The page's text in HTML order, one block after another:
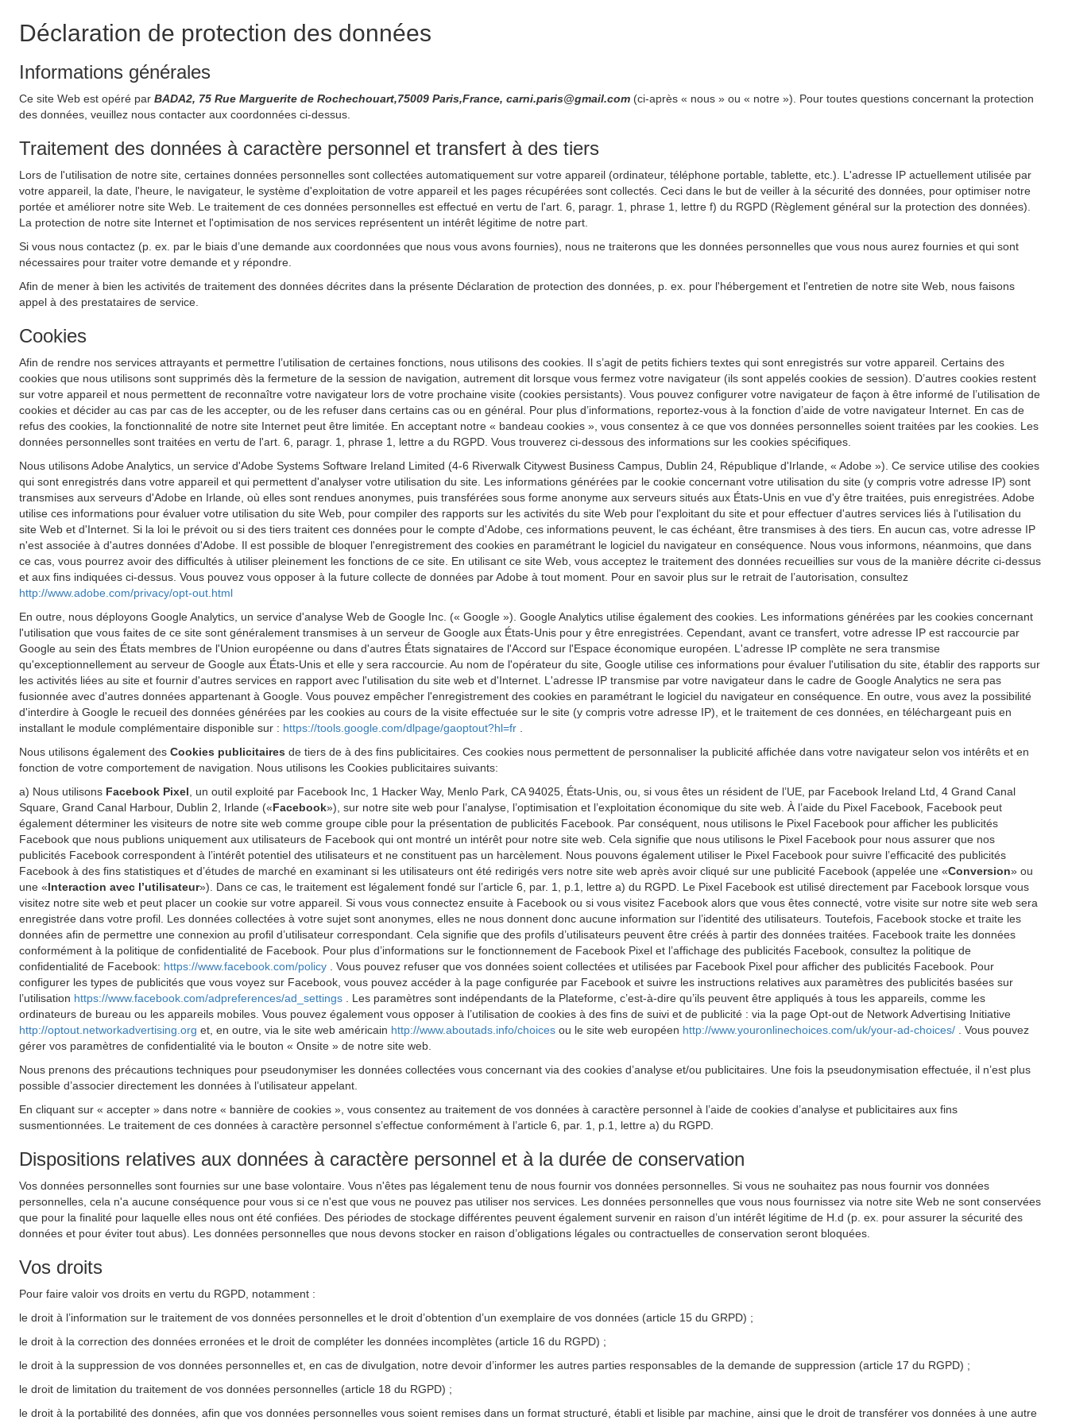
Déclaration de protection des données
Informations générales
Ce site Web est opéré par BADA2, 75 Rue Marguerite de Rochechouart,75009 Paris,France, carni.paris@gmail.com (ci-après « nous » ou « notre »). Pour toutes questions concernant la protection
des données, veuillez nous contacter aux coordonnées ci-dessus.
Traitement des données à caractère personnel et transfert à des tiers
Lors de l'utilisation de notre site, certaines données personnelles sont collectées automatiquement sur votre appareil (ordinateur, téléphone portable, tablette, etc.). L'adresse IP actuellement utilisée par
votre appareil, la date, l'heure, le navigateur, le système d'exploitation de votre appareil et les pages récupérées sont collectés. Ceci dans le but de veiller à la sécurité des données, pour optimiser notre
portée et améliorer notre site Web. Le traitement de ces données personnelles est effectué en vertu de l'art. 6, paragr. 1, phrase 1, lettre f) du RGPD (Règlement général sur la protection des données).
La protection de notre site Internet et l'optimisation de nos services représentent un intérêt légitime de notre part.
Si vous nous contactez (p. ex. par le biais d’une demande aux coordonnées que nous vous avons fournies), nous ne traiterons que les données personnelles que vous nous aurez fournies et qui sont
nécessaires pour traiter votre demande et y répondre.
Afin de mener à bien les activités de traitement des données décrites dans la présente Déclaration de protection des données, p. ex. pour l'hébergement et l'entretien de notre site Web, nous faisons
appel à des prestataires de service.
Cookies
Afin de rendre nos services attrayants et permettre l’utilisation de certaines fonctions, nous utilisons des cookies. Il s’agit de petits fichiers textes qui sont enregistrés sur votre appareil. Certains des
cookies que nous utilisons sont supprimés dès la fermeture de la session de navigation, autrement dit lorsque vous fermez votre navigateur (ils sont appelés cookies de session). D’autres cookies restent
sur votre appareil et nous permettent de reconnaître votre navigateur lors de votre prochaine visite (cookies persistants). Vous pouvez configurer votre navigateur de façon à être informé de l’utilisation de
cookies et décider au cas par cas de les accepter, ou de les refuser dans certains cas ou en général. Pour plus d’informations, reportez-vous à la fonction d’aide de votre navigateur Internet. En cas de
refus des cookies, la fonctionnalité de notre site Internet peut être limitée. En acceptant notre « bandeau cookies », vous consentez à ce que vos données personnelles soient traitées par les cookies. Les
données personnelles sont traitées en vertu de l'art. 6, paragr. 1, phrase 1, lettre a du RGPD. Vous trouverez ci-dessous des informations sur les cookies spécifiques.
Nous utilisons Adobe Analytics, un service d'Adobe Systems Software Ireland Limited (4-6 Riverwalk Citywest Business Campus, Dublin 24, République d'Irlande, « Adobe »). Ce service utilise des cookies
qui sont enregistrés dans votre appareil et qui permettent d'analyser votre utilisation du site. Les informations générées par le cookie concernant votre utilisation du site (y compris votre adresse IP) sont
transmises aux serveurs d'Adobe en Irlande, où elles sont rendues anonymes, puis transférées sous forme anonyme aux serveurs situés aux États-Unis en vue d'y être traitées, puis enregistrées. Adobe
utilise ces informations pour évaluer votre utilisation du site Web, pour compiler des rapports sur les activités du site Web pour l'exploitant du site et pour effectuer d'autres services liés à l'utilisation du
site Web et d'Internet. Si la loi le prévoit ou si des tiers traitent ces données pour le compte d'Adobe, ces informations peuvent, le cas échéant, être transmises à des tiers. En aucun cas, votre adresse IP
n'est associée à d'autres données d'Adobe. Il est possible de bloquer l'enregistrement des cookies en paramétrant le logiciel du navigateur en conséquence. Nous vous informons, néanmoins, que dans
ce cas, vous pourrez avoir des difficultés à utiliser pleinement les fonctions de ce site. En utilisant ce site Web, vous acceptez le traitement des données recueillies sur vous de la manière décrite ci-dessus
et aux fins indiquées ci-dessus. Vous pouvez vous opposer à la future collecte de données par Adobe à tout moment. Pour en savoir plus sur le retrait de l’autorisation, consultez
http://www.adobe.com/privacy/opt-out.html
En outre, nous déployons Google Analytics, un service d'analyse Web de Google Inc. (« Google »). Google Analytics utilise également des cookies. Les informations générées par les cookies concernant
l'utilisation que vous faites de ce site sont généralement transmises à un serveur de Google aux États-Unis pour y être enregistrées. Cependant, avant ce transfert, votre adresse IP est raccourcie par
Google au sein des États membres de l'Union européenne ou dans d'autres États signataires de l'Accord sur l'Espace économique européen. L'adresse IP complète ne sera transmise
qu'exceptionnellement au serveur de Google aux États-Unis et elle y sera raccourcie. Au nom de l'opérateur du site, Google utilise ces informations pour évaluer l'utilisation du site, établir des rapports sur
les activités liées au site et fournir d'autres services en rapport avec l'utilisation du site web et d'Internet. L'adresse IP transmise par votre navigateur dans le cadre de Google Analytics ne sera pas
fusionnée avec d'autres données appartenant à Google. Vous pouvez empêcher l'enregistrement des cookies en paramétrant le logiciel du navigateur en conséquence. En outre, vous avez la possibilité
d'interdire à Google le recueil des données générées par les cookies au cours de la visite effectuée sur le site (y compris votre adresse IP), et le traitement de ces données, en téléchargeant puis en
installant le module complémentaire disponible sur : https://tools.google.com/dlpage/gaoptout?hl=fr
Nous utilisons également des Cookies publicitaires de tiers de à des fins publicitaires. Ces cookies nous permettent de personnaliser la publicité affichée dans votre navigateur selon vos intérêts et en
fonction de votre comportement de navigation. Nous utilisons les Cookies publicitaires suivants:
a) Nous utilisons Facebook Pixel , un outil exploité par Facebook Inc, 1 Hacker Way, Menlo Park, CA 94025, États-Unis, ou, si vous êtes un résident de l’UE, par Facebook Ireland Ltd, 4 Grand Canal
Square, Grand Canal Harbour, Dublin 2, Irlande («Facebook»), sur notre site web pour l’analyse, l’optimisation et l’exploitation économique du site web. À l’aide du Pixel Facebook, Facebook peut
également déterminer les visiteurs de notre site web comme groupe cible pour la présentation de publicités Facebook. Par conséquent, nous utilisons le Pixel Facebook pour afficher les publicités
Facebook que nous publions uniquement aux utilisateurs de Facebook qui ont montré un intérêt pour notre site web. Cela signifie que nous utilisons le Pixel Facebook pour nous assurer que nos
publicités Facebook correspondent à l’intérêt potentiel des utilisateurs et ne constituent pas un harcèlement. Nous pouvons également utiliser le Pixel Facebook pour suivre l’efficacité des publicités
Facebook à des fins statistiques et d’études de marché en examinant si les utilisateurs ont été redirigés vers notre site web après avoir cliqué sur une publicité Facebook (appelée une «Conversion» ou
une «Interaction avec l’utilisateur»). Dans ce cas, le traitement est légalement fondé sur l’article 6, par. 1, p.1, lettre a) du RGPD. Le Pixel Facebook est utilisé directement par Facebook lorsque vous
visitez notre site web et peut placer un cookie sur votre appareil. Si vous vous connectez ensuite à Facebook ou si vous visitez Facebook alors que vous êtes connecté, votre visite sur notre site web sera
enregistrée dans votre profil. Les données collectées à votre sujet sont anonymes, elles ne nous donnent donc aucune information sur l’identité des utilisateurs. Toutefois, Facebook stocke et traite les
données afin de permettre une connexion au profil d’utilisateur correspondant. Cela signifie que des profils d’utilisateurs peuvent être créés à partir des données traitées. Facebook traite les données
conformément à la politique de confidentialité de Facebook. Pour plus d’informations sur le fonctionnement de Facebook Pixel et l’affichage des publicités Facebook, consultez la politique de
confidentialité de Facebook: https://www.facebook.com/policy
. Vous pouvez refuser que vos données soient collectées et utilisées par Facebook Pixel pour afficher des publicités Facebook. Pour
configurer les types de publicités que vous voyez sur Facebook, vous pouvez accéder à la page configurée par Facebook et suivre les instructions relatives aux paramètres des publicités basées sur
l’utilisation https://www.facebook.com/adpreferences/ad_settings
. Les paramètres sont indépendants de la Plateforme, c’est-à-dire qu’ils peuvent être appliqués à tous les appareils, comme les
ordinateurs de bureau ou les appareils mobiles. Vous pouvez également vous opposer à l’utilisation de cookies à des fins de suivi et de publicité : via la page Opt-out de Network Advertising Initiative
http://optout.networkadvertising.org et, en outre, via le site web américain http://www.aboutads.info/choices ou le site web européen http://www.youronlinechoices.com/uk/your-ad-choices/
. Vous pouvez
gérer vos paramètres de confidentialité via le bouton « Onsite » de notre site web.
Nous prenons des précautions techniques pour pseudonymiser les données collectées vous concernant via des cookies d’analyse et/ou publicitaires. Une fois la pseudonymisation effectuée, il n’est plus
possible d’associer directement les données à l’utilisateur appelant.
En cliquant sur « accepter » dans notre « bannière de cookies », vous consentez au traitement de vos données à caractère personnel à l’aide de cookies d’analyse et publicitaires aux fins
susmentionnées. Le traitement de ces données à caractère personnel s’effectue conformément à l’article 6, par. 1, p.1, lettre a) du RGPD.
Dispositions relatives aux données à caractère personnel et à la durée de conservation
Vos données personnelles sont fournies sur une base volontaire. Vous n'êtes pas légalement tenu de nous fournir vos données personnelles. Si vous ne souhaitez pas nous fournir vos données
personnelles, cela n'a aucune conséquence pour vous si ce n'est que vous ne pouvez pas utiliser nos services. Les données personnelles que vous nous fournissez via notre site Web ne sont conservées
que pour la finalité pour laquelle elles nous ont été confiées. Des périodes de stockage différentes peuvent également survenir en raison d’un intérêt légitime de H.d (p. ex. pour assurer la sécurité des
données et pour éviter tout abus). Les données personnelles que nous devons stocker en raison d’obligations légales ou contractuelles de conservation seront bloquées.
Vos droits
Pour faire valoir vos droits en vertu du RGPD, notamment :
le droit à l’information sur le traitement de vos données personnelles et le droit d’obtention d’un exemplaire de vos données (article 15 du GRPD) ;
le droit à la correction des données erronées et le droit de compléter les données incomplètes (article 16 du RGPD) ;
le droit à la suppression de vos données personnelles et, en cas de divulgation, notre devoir d’informer les autres parties responsables de la demande de suppression (article 17 du RGPD) ;
le droit de limitation du traitement de vos données personnelles (article 18 du RGPD) ;
le droit à la portabilité des données, afin que vos données personnelles vous soient remises dans un format structuré, établi et lisible par machine, ainsi que le droit de transférer vos données à une autre